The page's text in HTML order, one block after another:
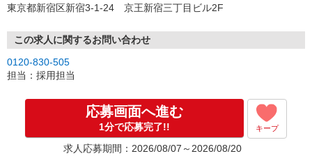
東京都新宿区新宿3-1-24 京王新宿三丁目ビル2F
この求人に関するお問い合わせ
0120-830-505
担当：採用担当
応募画面へ進む
1分で応募完了!! キープ
求人応募期間：2026/08/07～2026/08/20